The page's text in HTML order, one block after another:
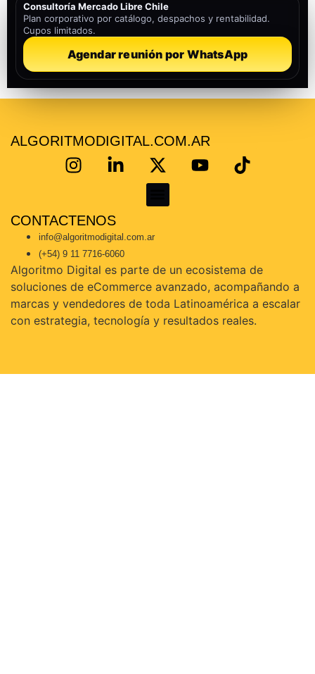
Consultoría Mercado Libre Chile
Plan corporativo por catálogo, despachos y rentabilidad.
Cupos limitados.
Agendar reunión por WhatsApp
ALGORITMODIGITAL.COM.AR
CONTACTENOS
info@algoritmodigital.com.ar
(+54) 9 11 7716-6060
Algoritmo Digital es parte de un ecosistema de
soluciones de eCommerce avanzado, acompañando a
marcas y vendedores de toda Latinoamérica a escalar
con estrategia, tecnología y resultados reales.